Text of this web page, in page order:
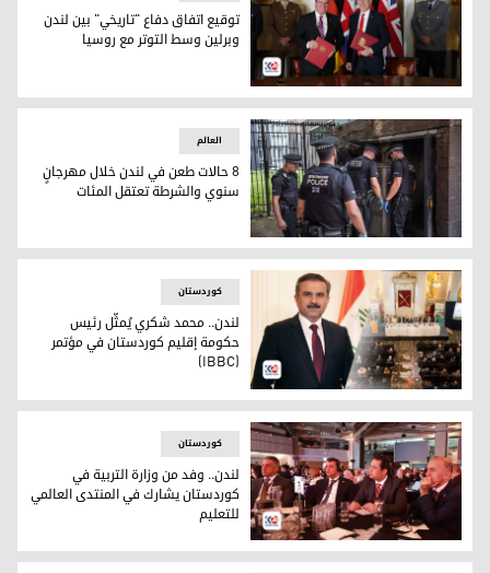
وزير الدفاع البريطاني جون هيلي ووزير الدفاع الألماني بوريس
توقيع اتفاق دفاع "تاريخي" بين لندن
وبرلين وسط التوتر مع روسيا
أفراد من الشرطة البريطانية (أرشيفية- وكالات)
العالم
8 حالات طعن في لندن خلال مهرجانٍ
سنوي والشرطة تعتقل المئات
رئيس هيئة الاستثمار في إقليم كوردستان الدكتور محمد شكري
کوردستان
لندن.. محمد شكري يُمثّل رئيس
حكومة إقليم كوردستان في مؤتمر
(IBBC)
لندن.. وفد من وزارة التربية في كوردستان يشارك في المنتدى
کوردستان
لندن.. وفد من وزارة التربية في
كوردستان يشارك في المنتدى العالمي
للتعليم